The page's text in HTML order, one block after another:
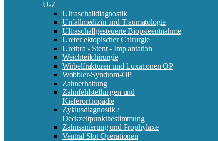
U-Z
Ultraschalldiagnostik
Unfallmedizin und Traumatologie
Ultraschallgesteuerte Biopsieentnahme
Ureter ektopischer Chirurgie
Urethra - Stent - Implantation
Weichteilchirurgie
Wirbelfrakturen und Luxationen OP
Wobbler-Syndrom-OP
Zahnerhaltung
Zahnfehlstellungen und
Kieferorthopädie
Zyklusdiagnostik /
Deckzeitpunktbestimmung
Zahnsanierung und Prophylaxe
Ventral Slot Operationen